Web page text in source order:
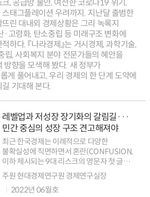
, 공급망 불안, 여전한 코로나19 위기,
태그플레이션 우려까지. 지난달 출범한
린 대내외 경제상황은 그리 녹록지
·고령화, 탄소중립 등 미래구조 변화에
하다. 『나라경제』는 거시경제, 과학기술,
립, 사회복지 분야 전문가들의 혜안을
방향을 모색해 봤다. 새 정부가
게 풀어내고, 우리 경제의 한 단계 도약에
기대해 본다.
레벨업과 저성장 장기화의 갈림길···
민간 중심의 성장 구조 견고해져야
최근 한국경제는 이례적으로 다양한
불확실성에 직면하면서 혼란(CONFUSION,
이하 제시되는 9대 리스크의 영문자 첫 글자의
조합)을 경험하고 있다. 우선 가장 우려되는
것은 한국경제가 레벨업을 하느냐 아니면
저성장 장기화에 빠지느냐 하는 갈림길(Cr...
주원 현대경제연구원 경제연구실장
2022년 06월호